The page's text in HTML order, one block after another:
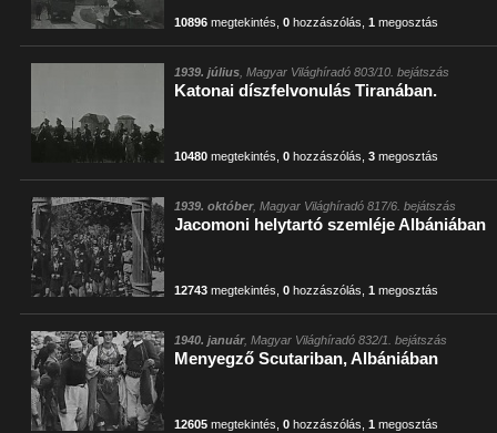
10896 megtekintés ,0 hozzászólás ,1 megosztás
1939. július , Magyar Világhíradó 803/10. bejátszás
Katonai díszfelvonulás Tiranában.
10480 megtekintés ,0 hozzászólás ,3 megosztás
1939. október, Magyar Világhíradó 817/6. bejátszás
Jacomoni helytartó szemléje Albániában
12743 megtekintés ,0 hozzászólás ,1 megosztás
1940. január, Magyar Világhíradó 832/1. bejátszás
Menyegző Scutariban, Albániában
12605 megtekintés ,0 hozzászólás ,1 megosztás